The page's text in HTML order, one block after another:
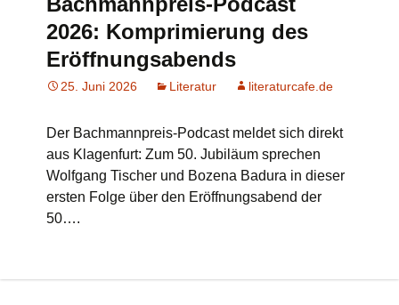
2026: Komprimierung des
Eröffnungsabends
25. Juni 2026 Literatur literaturcafe.de
Der Bachmannpreis-Podcast meldet sich direkt
aus Klagenfurt: Zum 50. Jubiläum sprechen
Wolfgang Tischer und Bozena Badura in dieser
ersten Folge über den Eröffnungsabend der
50….